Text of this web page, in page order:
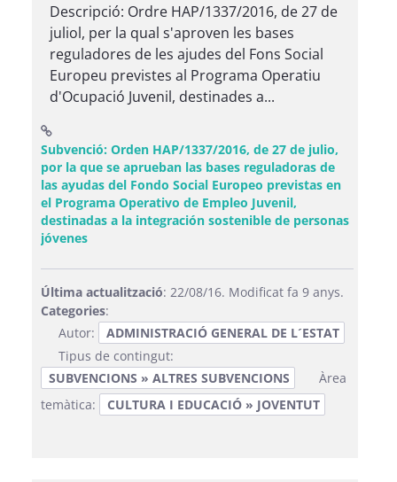
Descripció: Ordre HAP/1337/2016, de 27 de
juliol, per la qual s'aproven les bases
reguladores de les ajudes del Fons Social
Europeu previstes al Programa Operatiu
d'Ocupació Juvenil, destinades a...
Subvenció: Orden HAP/1337/2016, de 27 de julio,
por la que se aprueban las bases reguladoras de
las ayudas del Fondo Social Europeo previstas en
el Programa Operativo de Empleo Juvenil,
destinadas a la integración sostenible de personas
jóvenes(Obre una finestra nova)
Última actualització: 22/08/16. Modificat fa 9 anys.
Categories:
Autor:
ADMINISTRACIÓ GENERAL DE L´ESTAT
Tipus de contingut:
SUBVENCIONS » ALTRES SUBVENCIONS
Àrea
temàtica:
CULTURA I EDUCACIÓ » JOVENTUT